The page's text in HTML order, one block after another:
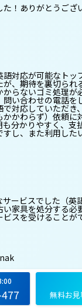
！ありがとうござ
語対応が可能なトッ
、期待を裏切られ
らないゴミ処理が
い合わせの電話を
対応していただき
かわらず）依頼に
分かりやすく、支
し、また利用した
サービスでした（英
家具を処分する必
スを受けることが
て電話したところ、
した。素晴らしいサ
後、廃棄物処理の
無料お見